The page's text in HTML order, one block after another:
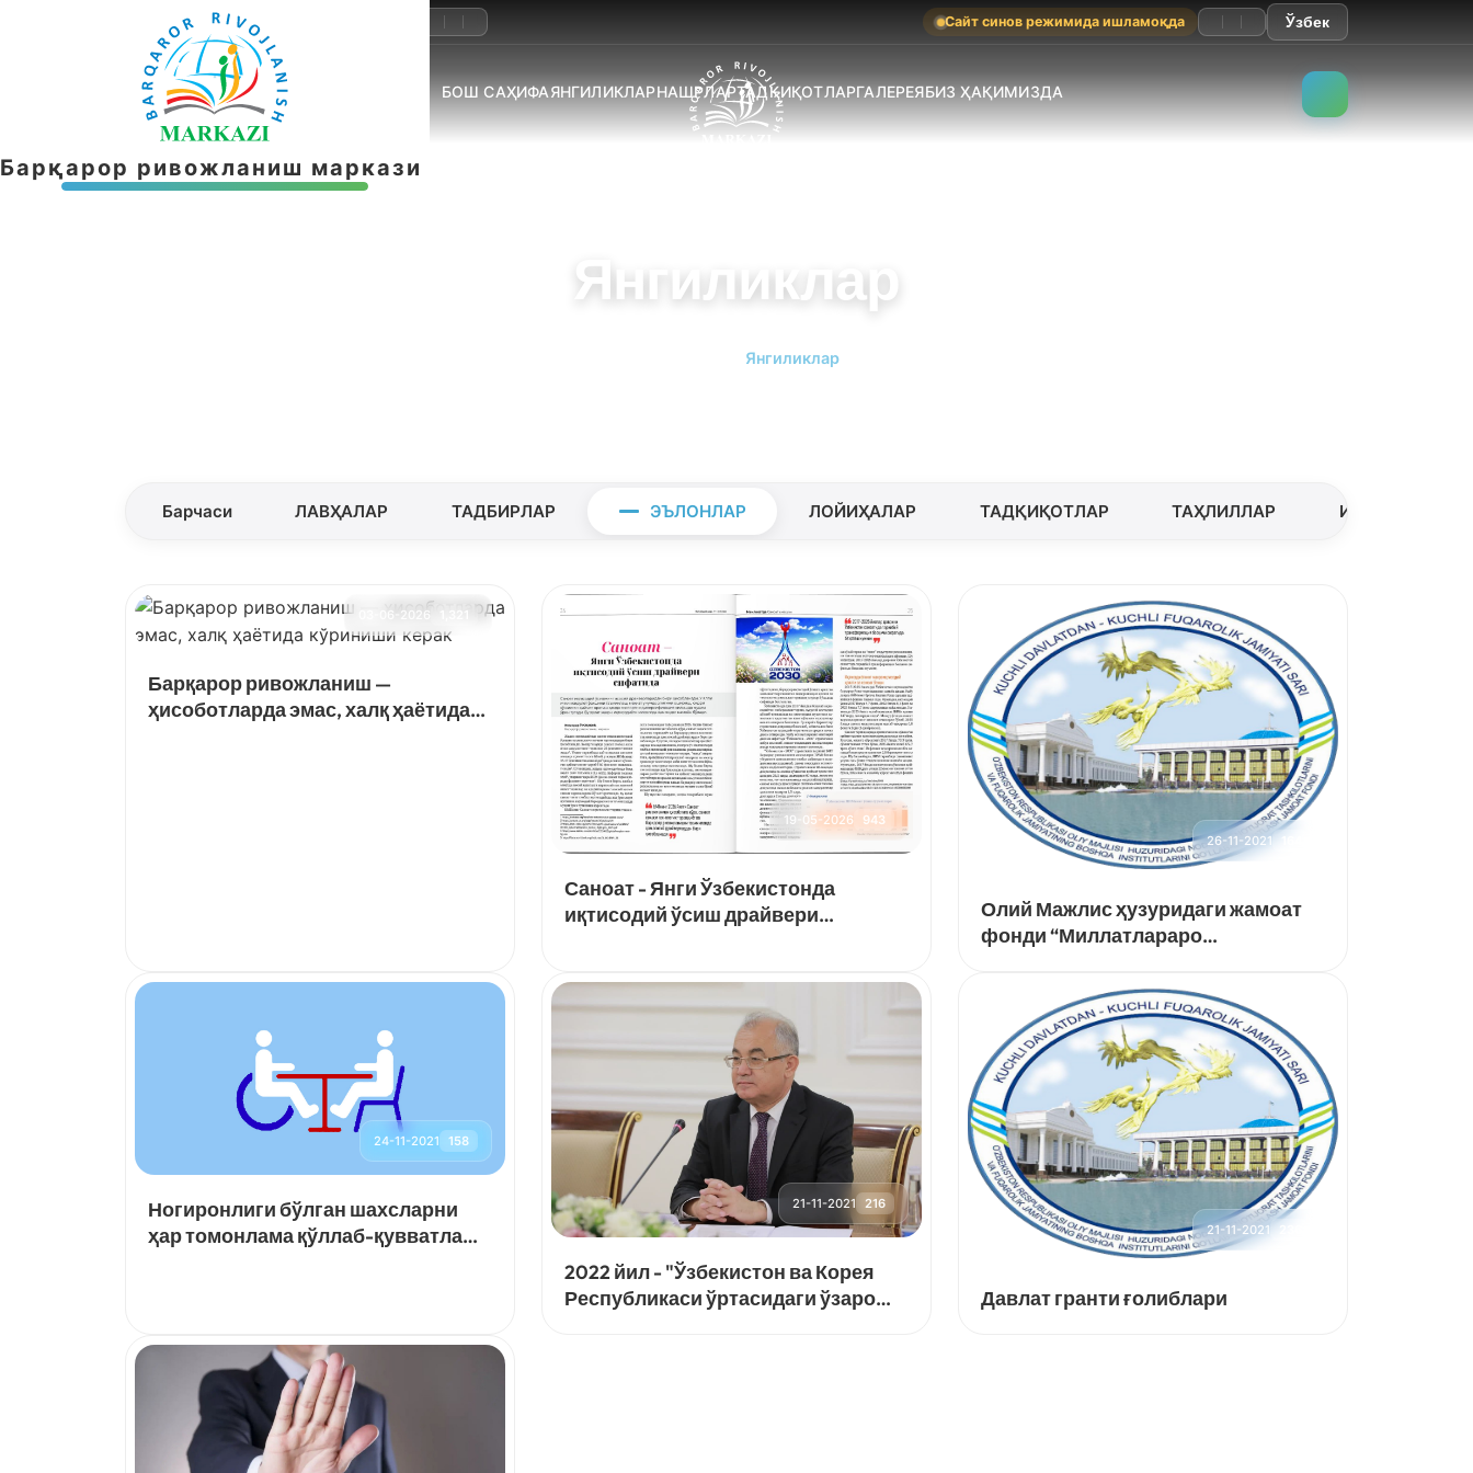
Барқарор ривожланиш маркази
+998-55-503-32-22 Сайт синов режимида ишламоқда Ўзбек
БОШ САҲИФАЯНГИЛИКЛАРНАШРЛАРТАДҚИҚОТЛАРГАЛЕРЕЯБИЗ ҲАҚИМИЗДА
Янгиликлар
Янгиликлар
Барчаси ЛАВҲАЛАР ТАДБИРЛАР ЭЪЛОНЛАР ЛОЙИҲАЛАР ТАДҚИҚОТЛАР ТАҲЛИЛЛАР ИЖТИМОИЙ
03-06-2026 1,321
Барқарор ривожланиш —
ҳисоботларда эмас, халқ ҳаётида
19-05-2026 943
Саноат - Янги Ўзбекистонда
иқтисодий ўсиш драйвери
26-11-2021
Олий Мажлис ҳузуридаги жамоат
фонди “Миллатлараро
мустаҳкамлашда фуқаролик
жамияти институтларини қўллаб-
қувватлаш” мавзуида Давлат
грантлари ажратиш учун 6-
танловни Э’ЛОН ҚИЛАДИ
24-11-2021 158
Ногиронлиги бўлган шахсларни
ҳар томонлама қўллаб-қувватлаш,
чора-тадбирлар тўғрисида
Ўзбeкистон Рeспубликаси
Прeзидeнтининг қарори
21-11-2021 216
2022 йил - "Ўзбекистон ва Корея
Республикаси ўртасидаги ўзаро
21-11-2021 236
Давлат гранти ғолиблари